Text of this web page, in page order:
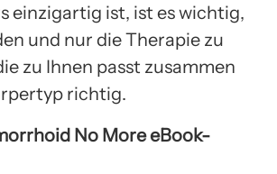
einzigartig ist, ist es wichtig,
und nur die Therapie zu
zu Ihnen passt zusammen
richtig.
No More eBook-